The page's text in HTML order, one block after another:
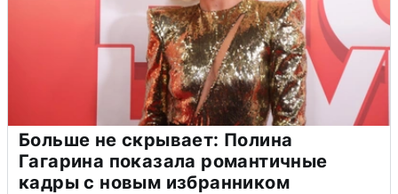
Больше не скрывает: Полина
Гагарина показала романтичные
кадры с новым избранником